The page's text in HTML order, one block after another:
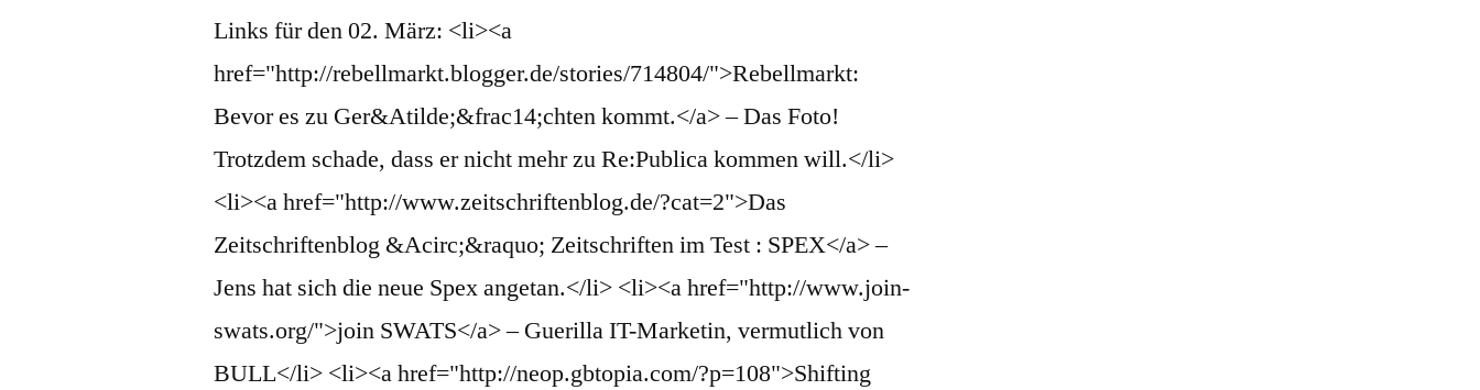
Links für den 02. März: <li><a
href="http://rebellmarkt.blogger.de/stories/714804/">Rebellmarkt:
Bevor es zu Ger&Atilde;&frac14;chten kommt.</a> – Das Foto!
Trotzdem schade, dass er nicht mehr zu Re:Publica kommen will.</li>
<li><a href="http://www.zeitschriftenblog.de/?cat=2">Das
Zeitschriftenblog &Acirc;&raquo; Zeitschriften im Test : SPEX</a> –
Jens hat sich die neue Spex angetan.</li> <li><a href="http://www.join-
swats.org/">join SWATS</a> – Guerilla IT-Marketin, vermutlich von
BULL</li> <li><a href="http://neop.gbtopia.com/?p=108">Shifting